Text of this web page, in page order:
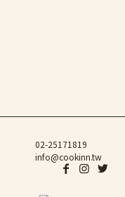
02-25171819
info@cookinn.tw